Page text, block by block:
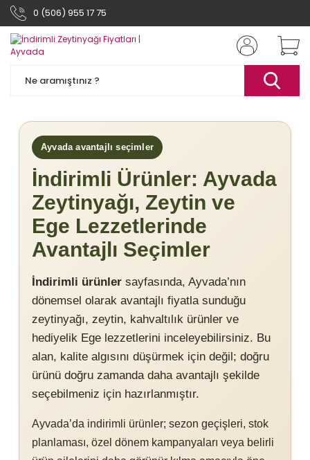
0 (506) 955 17 75
Ayvada avantajlı seçimler
İndirimli Ürünler: Ayvada
Zeytinyağı, Zeytin ve
Ege Lezzetlerinde
Avantajlı Seçimler
İndirimli ürünler sayfasında, Ayvada’nın
dönemsel olarak avantajlı fiyatla sunduğu
zeytinyağı, zeytin, kahvaltılık ürünler ve
hediyelik Ege lezzetlerini inceleyebilirsiniz. Bu
alan, kalite algısını düşürmek için değil; doğru
ürünü doğru zamanda daha avantajlı şekilde
seçebilmeniz için hazırlanmıştır.
Ayvada’da indirimli ürünler; sezon geçişleri, stok
planlaması, özel dönem kampanyaları veya belirli